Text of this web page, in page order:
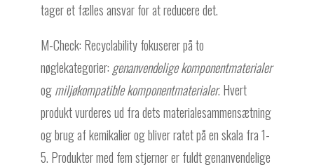
tager et fælles ansvar for at reducere det.
M-Check: Recyclability fokuserer på to
nøglekategorier: genanvendelige komponentmaterialer
ogmiljøkompatible komponentmaterialer. Hvert
produkt vurderes ud fra dets materialesammensætning
og brug af kemikalier og bliver ratet på en skala fra 1-
5. Produkter med fem stjerner er fuldt genanvendelige